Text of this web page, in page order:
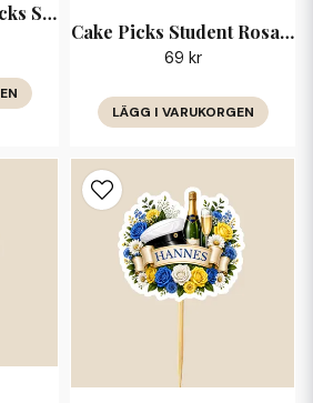
Personliga Cake Picks Student Rosa Blommor med Namn
Cake Picks Student Rosa Blommor Grattis
69 kr
LÄGG I VARUKORGEN